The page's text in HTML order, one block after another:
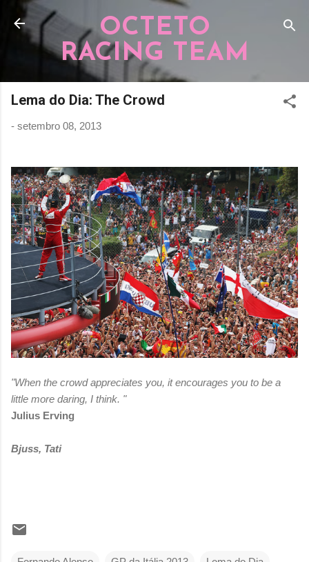
Pular para o conteúdo principal
OCTETO
RACING TEAM
Lema do Dia: The Crowd
- setembro 08, 2013
"When the crowd appreciates you, it encourages you to be a
little more daring, I think. "
Julius Erving
Bjuss, Tati